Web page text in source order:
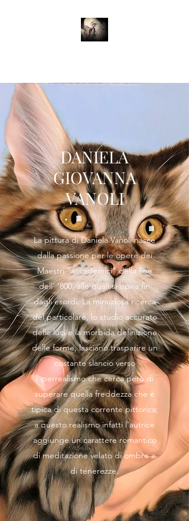
DANIELA
GIOVANNA
VANOLI
La pittura di Daniela Vanoli nasce
dalla passione per le opere dei
Maestri "accademici" della fine
dell' '800, alle quali si ispira fin
dagli esordi. La minuziosa ricerca
del particolare, lo studio accurato
delle luci e la morbida definizione
delle forme, lasciano trasparire un
costante slancio verso
l'iperrealismo che cerca però di
superare quella freddezza che è
tipica di questa corrente pittorica;
a questo realismo infatti l'autrice
aggiunge un carattere romantico
di meditazione velato di ombre e
di tenerezze.